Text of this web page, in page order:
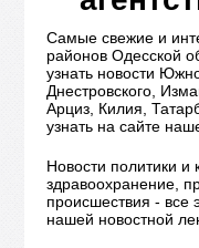
Самые свежие и
районов Одесской
узнать новости
Днестровского,
Арциз, Килия,
узнать на сайте
Новости политики и
здравоохранение,
происшествия - все
нашей новостной